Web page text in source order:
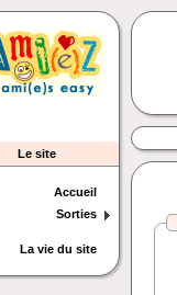
Le site
Accueil
Sorties
La vie du site